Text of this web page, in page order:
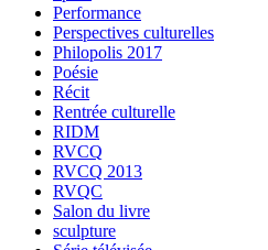
Performance
Perspectives culturelles
Philopolis 2017
Poésie
Récit
Rentrée culturelle
RIDM
RVCQ
RVCQ 2013
RVQC
Salon du livre
sculpture